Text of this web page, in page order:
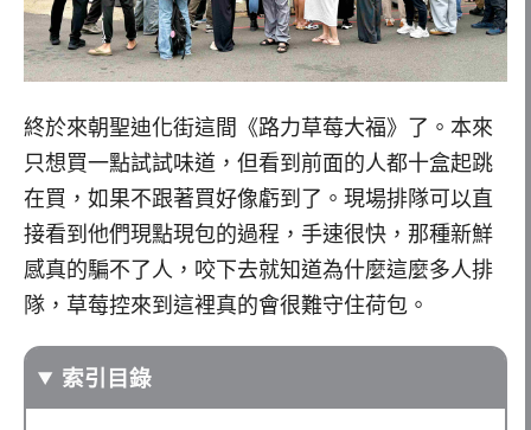
終於來朝聖迪化街這間《路力草莓大福》了。本來
只想買一點試試味道，但看到前面的人都十盒起跳
在買，如果不跟著買好像虧到了。現場排隊可以直
接看到他們現點現包的過程，手速很快，那種新鮮
感真的騙不了人，咬下去就知道為什麼這麼多人排
隊，草莓控來到這裡真的會很難守住荷包。
索引目錄